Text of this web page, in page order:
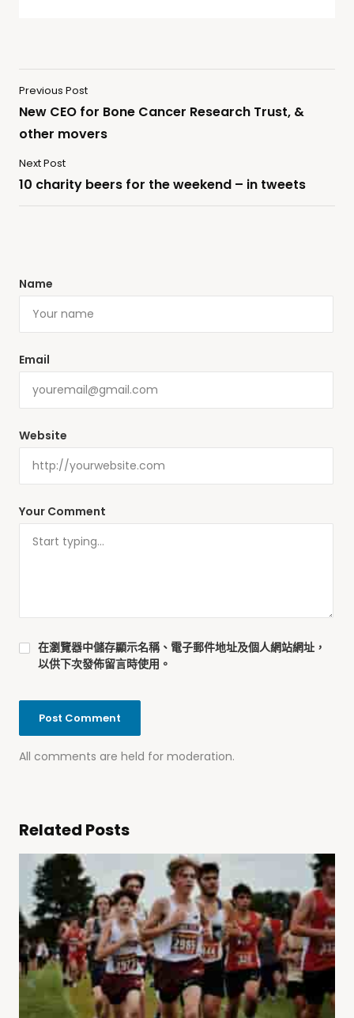
Previous Post
New CEO for Bone Cancer Research Trust, &
other movers
Next Post
10 charity beers for the weekend – in tweets
Your Comment
All comments are held for moderation.
Name
Email
Website
在瀏覽器中儲存顯示名稱、電子郵件地址及個人網站網址，
以供下次發佈留言時使用。
Related Posts